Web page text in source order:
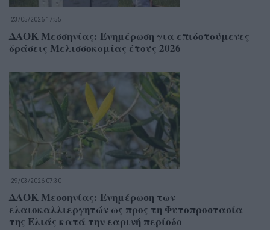
23/05/2026 17:55
ΔΑΟΚ Μεσσηνίας: Ενημέρωση για επιδοτούμενες
δράσεις Μελισσοκομίας έτους 2026
29/03/2026 07:30
ΔΑΟΚ Μεσσηνίας: Ενημέρωση των
ελαιοκαλλιεργητών ως προς τη Φυτοπροστασία
της Ελιάς κατά την εαρινή περίοδο